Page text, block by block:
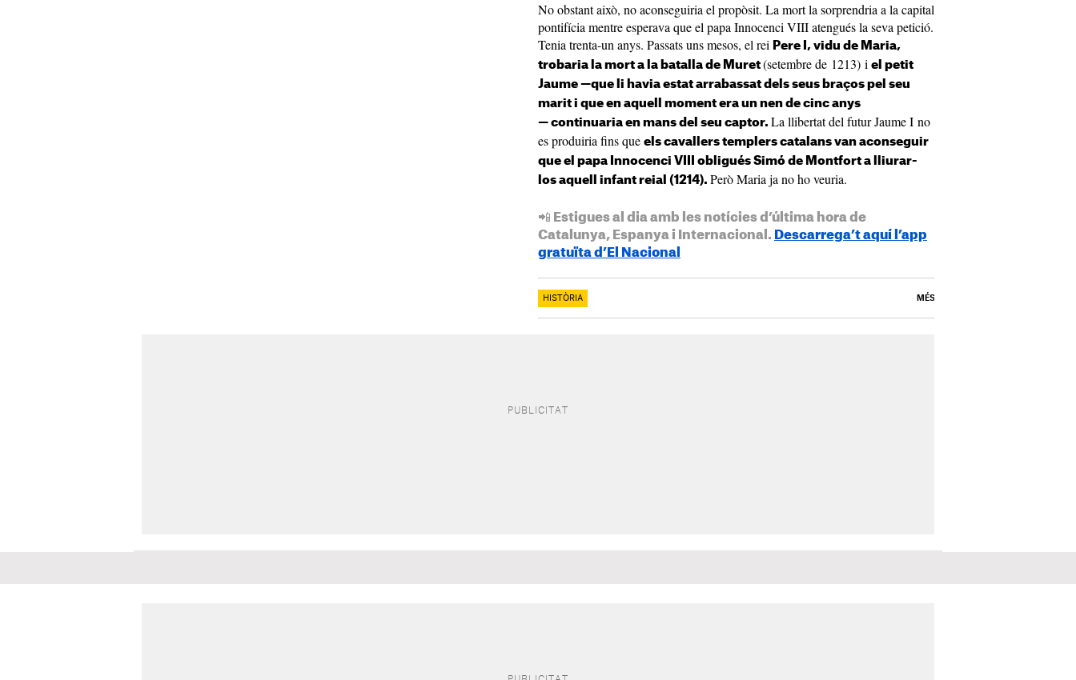
No obstant això, no aconseguiria el propòsit. La mort la sorprendria a la capital
pontifícia mentre esperava que el papa Innocenci VIII atengués la seva petició.
Tenia trenta-un anys. Passats uns mesos, el rei Pere I, vidu de Maria,
trobaria la mort a la batalla de Muret (setembre de 1213) i el petit
Jaume —que li havia estat arrabassat dels seus braços pel seu
marit i que en aquell moment era un nen de cinc anys
— continuaria en mans del seu captor. La llibertat del futur Jaume I no
es produiria fins que els cavallers templers catalans van aconseguir
que el papa Innocenci VIII obligués Simó de Montfort a lliurar-
los aquell infant reial (1214). Però Maria ja no ho veuria.
📲 Estigues al dia amb les notícies d’última hora de
Catalunya, Espanya i Internacional. Descarrega’t aquí l’app
gratuïta d’El Nacional
HISTÒRIA MÉS